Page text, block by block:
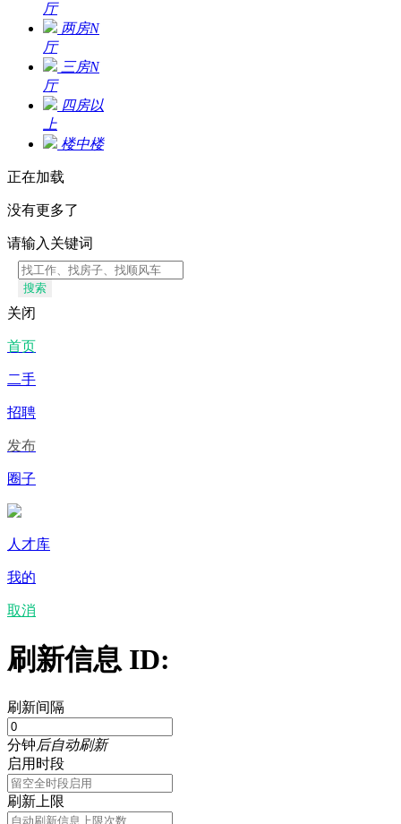
厅
两房N
厅
三房N
厅
四房以
上
楼中楼
正在加载
没有更多了
请输入关键词
搜索
关闭
首页
二手
招聘
发布
圈子
人才库
我的
取消
刷新信息 ID:
刷新间隔
分钟后自动刷新
启用时段
刷新上限